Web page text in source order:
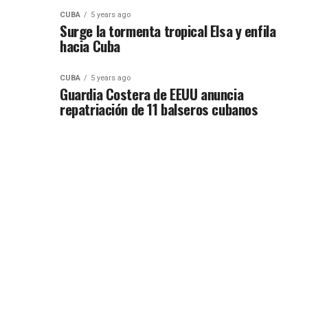
CUBA 5 years ago
Surge la tormenta tropical Elsa y enfila
hacia Cuba
CUBA 5 years ago
Guardia Costera de EEUU anuncia
repatriación de 11 balseros cubanos